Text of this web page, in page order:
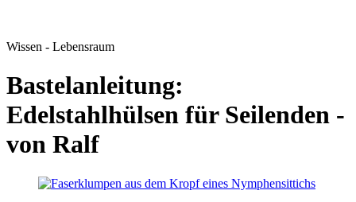
Wissen - Lebensraum
Bastelanleitung:
Edelstahlhülsen für Seilenden -
von Ralf